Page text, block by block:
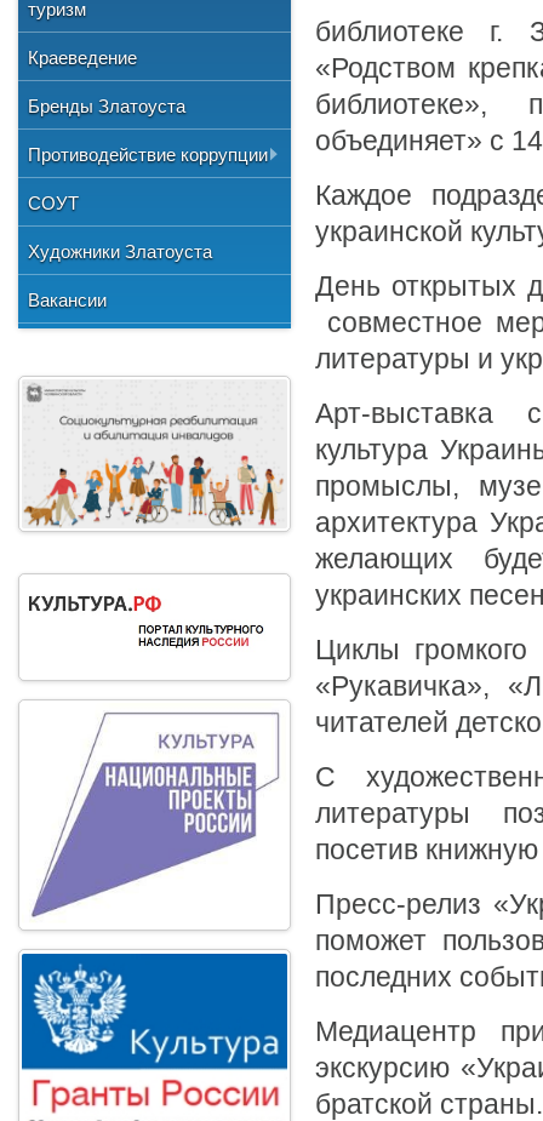
библиотеке г.
«Родством
объединяет» с
Каждое
украинской
День открытых
совместное
литературы и
Арт-выставка
культура
промыслы,
архитектура
желающих
украинских
Циклы громкого
«Рукавичка»,
читателей
С
литературы
посетив
Пресс-релиз
поможет
последних
Медиацентр
экскурсию
братской страны.
Учетная политика
и отдыха
№3"
"Детская школа искусств №1"
"Детская школа искусств №3"
Городской методический совет
Национальные культурные
центры
Литературное объединение
"Мартен"
Профсоюзная организация
обслуживания
Нормативно-правовая база
Фото
Видео
туризм
Краеведение
Бренды Златоуста
Противодействие коррупции
Документы
Сведения о доходах
Формы документов
СОУТ
Художники Златоуста
Вакансии